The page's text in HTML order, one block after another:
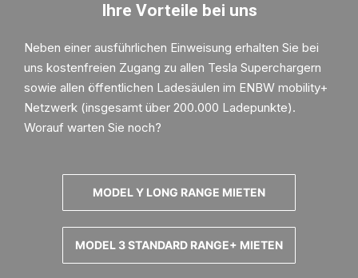
Ihre Vorteile bei uns
Neben einer ausführlichen Einweisung erhalten Sie bei
uns kostenfreien Zugang zu allen Tesla Superchargern
sowie allen öffentlichen Ladesäulen im ENBW mobility+
Netzwerk (insgesamt über 200.000 Ladepunkte).
Worauf warten Sie noch?
MODEL Y LONG RANGE MIETEN
MODEL 3 STANDARD RANGE+ MIETEN